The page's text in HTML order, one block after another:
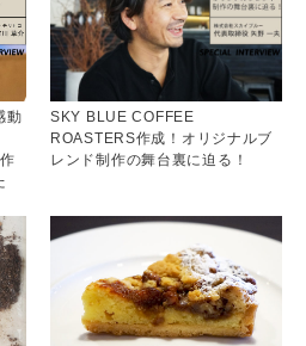
動
SKY BLUE COFFEE
ROASTERS作成！オリジナルブ
レンド制作の舞台裏に迫る！